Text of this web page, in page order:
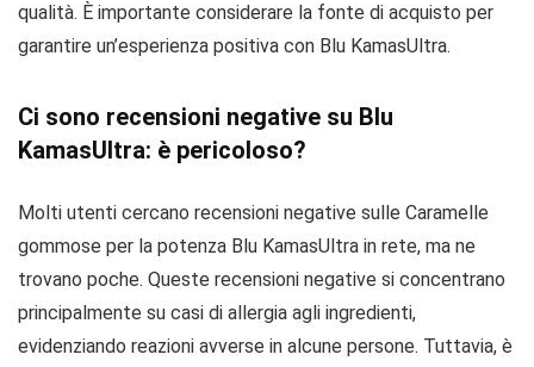
qualità. È importante considerare la fonte di acquisto per
garantire un’esperienza positiva con Blu KamasUltra.
Ci sono recensioni negative su Blu
KamasUltra: è pericoloso?
Molti utenti cercano recensioni negative sulle Caramelle
gommose per la potenza Blu KamasUltra in rete, ma ne
trovano poche. Queste recensioni negative si concentrano
principalmente su casi di allergia agli ingredienti,
evidenziando reazioni avverse in alcune persone. Tuttavia, è